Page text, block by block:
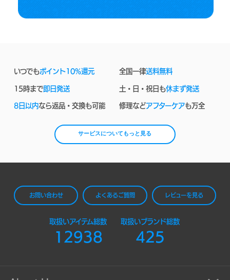
いつでもポイント10%還元 全国一律送料無料
15時まで即日発送 土・日・祝日も休まず発送
8日以内なら返品・交換も可能 修理などアフターケアも万全
サービスについてもっと見る
お問い合わせ よくあるご質問 レビューを見る
取扱いアイテム総数
12938
取扱いブランド総数
425